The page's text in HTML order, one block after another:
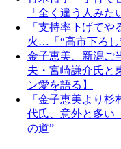
「全く違う人み
「支持率下げて
火…「“高市下ろし
金子恵美、新潟ご
夫・宮崎謙介氏と
ン愛を語る】
「金子恵美より
代氏、意外と多い
の道”